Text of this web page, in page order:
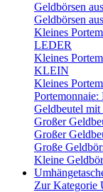
Geldbörsen
Geldbörsen
Kleines
LEDER
Kleines
KLEIN
Kleines
Geldbeutel
Großer
Großer
Große
Kleine
Zur Kategorie